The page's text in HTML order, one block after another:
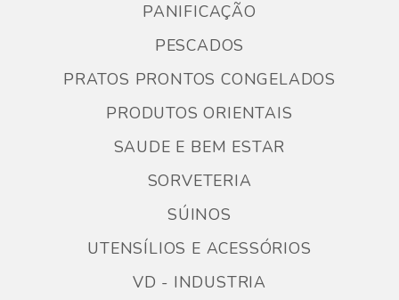
PANIFICAÇÃO
PESCADOS
PRATOS PRONTOS CONGELADOS
PRODUTOS ORIENTAIS
SAUDE E BEM ESTAR
SORVETERIA
SÚINOS
UTENSÍLIOS E ACESSÓRIOS
VD - INDUSTRIA